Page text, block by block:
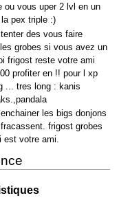
ou vous uper 2 lvl en un
pex triple :)
des vous faire
grobes si vous avez un
frigost reste votre ami
profiter en !! pour l xp
... tres long : kanis
les bigs donjons
frigost grobes
est votre ami.